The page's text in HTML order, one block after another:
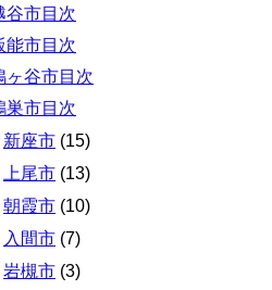
谷市目次
能市目次
ヶ谷市目次
巣市目次
新座市 (15)
上尾市 (13)
朝霞市 (10)
入間市 (7)
岩槻市 (3)